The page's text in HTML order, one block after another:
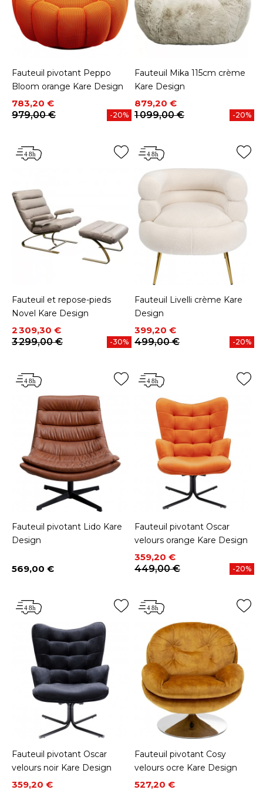
Fauteuil pivotant Peppo
Bloom orange Kare Design
Prix
783,20 €
Prix de base
979,00 €
-20%
Fauteuil Mika 115cm crème
Kare Design
Prix
879,20 €
Prix de base
1 099,00 €
-20%
Fauteuil et repose-pieds
Novel Kare Design
Prix
2 309,30 €
Prix de base
3 299,00 €
-30%
Fauteuil Livelli crème Kare
Design
Prix
399,20 €
Prix de base
499,00 €
-20%
Fauteuil pivotant Lido Kare
Design
Prix
569,00 €
Fauteuil pivotant Oscar
velours orange Kare Design
Prix
359,20 €
Prix de base
449,00 €
-20%
Fauteuil pivotant Oscar
velours noir Kare Design
Prix
359,20 €
Prix de base
Fauteuil pivotant Cosy
velours ocre Kare Design
Prix
527,20 €
Prix de base